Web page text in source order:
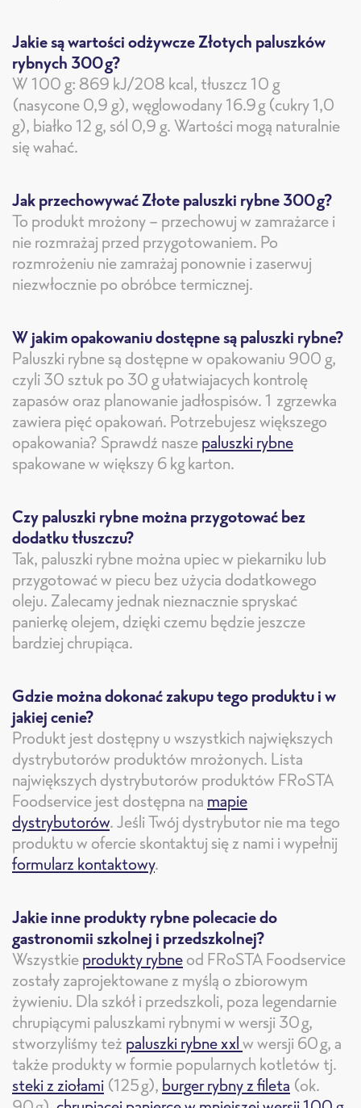
Jakie są wartości odżywcze Złotych paluszków
rybnych 300g?
W 100 g: 869 kJ/208 kcal, tłuszcz 10 g
(nasycone 0,9 g), węglowodany 16.9g (cukry 1,0
g), białko 12 g, sól 0,9 g. Wartości mogą naturalnie
się wahać.
Jak przechowywać Złote paluszki rybne 300g?
To produkt mrożony – przechowuj w zamrażarce i
nie rozmrażaj przed przygotowaniem. Po
rozmrożeniu nie zamrażaj ponownie i zaserwuj
niezwłocznie po obróbce termicznej.
W jakim opakowaniu dostępne są paluszki rybne?
Paluszki rybne są dostępne w opakowaniu 900 g,
czyli 30 sztuk po 30 g ułatwiajacych kontrolę
zapasów oraz planowanie jadłospisów. 1 zgrzewka
zawiera pięć opakowań. Potrzebujesz większego
opakowania? Sprawdź naszepaluszki rybne
spakowane w większy 6 kg karton.
Czy paluszki rybne można przygotować bez
dodatku tłuszczu?
Tak, paluszki rybne można upiec w piekarniku lub
przygotować w piecu bez użycia dodatkowego
oleju. Zalecamy jednak nieznacznie spryskać
panierkę olejem, dzięki czemu będzie jeszcze
bardziej chrupiąca.
Gdzie można dokonać zakupu tego produktu i w
jakiej cenie?
Produkt jest dostępny u wszystkich największych
dystrybutorów produktów mrożonych. Lista
największych dystrybutorów produktów FRoSTA
Foodservice jest dostępna na mapie
dystrybutorów. Jeśli Twój dystrybutor nie ma tego
produktu w ofercie skontaktuj się z nami i wypełnij
formularz kontaktowy.
Jakie inne produkty rybne polecacie do
gastronomii szkolnej i przedszkolnej?
Wszystkieprodukty rybneod FRoSTA Foodservice
zostały zaprojektowane z myślą o zbiorowym
żywieniu. Dla szkół i przedszkoli, poza legendarnie
chrupiącymi paluszkami rybnymi w wersji 30g,
stworzyliśmy też paluszki rybne xxlw wersji 60g, a
także produkty w formie popularnych kotletów tj.
steki z ziołami (125g), burger rybny z fileta (ok.